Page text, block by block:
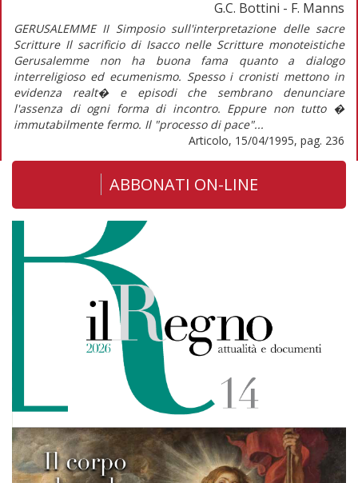
G.C. Bottini - F. Manns
GERUSALEMME II Simposio sull'interpretazione delle sacre
Scritture Il sacrificio di Isacco nelle Scritture monoteistiche
Gerusalemme non ha buona fama quanto a dialogo
interreligioso ed ecumenismo. Spesso i cronisti mettono in
evidenza realt� e episodi che sembrano denunciare
l'assenza di ogni forma di incontro. Eppure non tutto �
immutabilmente fermo. Il "processo di pace"...
Articolo, 15/04/1995, pag. 236
ABBONATI ON-LINE